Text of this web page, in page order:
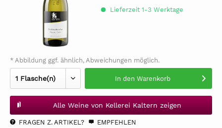
Lieferzeit 1-3 Werktage
* Abbildung ggf. ähnlich, Abweichungen möglich.
In den Warenkorb
Alle Weine von Kellerei Kaltern zeigen
FRAGEN Z. ARTIKEL? EMPFEHLEN